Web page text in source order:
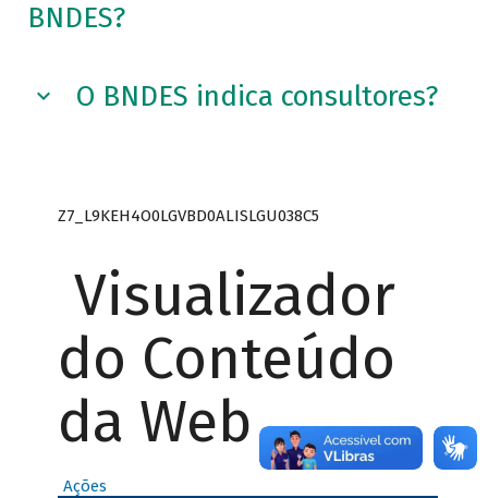
BNDES?
O BNDES indica consultores?
Z7_L9KEH4O0LGVBD0ALISLGU038C5
Visualizador
do Conteúdo
da Web
Ações